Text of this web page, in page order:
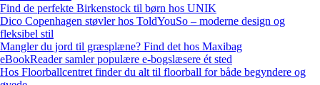
Find de perfekte Birkenstock til børn hos UNIK
Dico Copenhagen støvler hos ToldYouSo – moderne design og
fleksibel stil
Mangler du jord til græsplæne? Find det hos Maxibag
eBookReader samler populære e-bogslæsere ét sted
Hos Floorballcentret finder du alt til floorball for både begyndere og